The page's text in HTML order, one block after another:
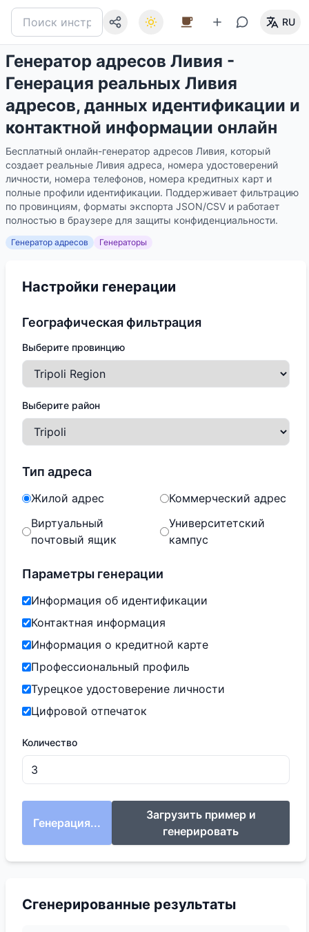
RU
Генератор адресов Ливия -
Генерация реальных Ливия
адресов, данных идентификации и
контактной информации онлайн
Бесплатный онлайн-генератор адресов Ливия, который
создает реальные Ливия адреса, номера удостоверений
личности, номера телефонов, номера кредитных карт и
полные профили идентификации. Поддерживает фильтрацию
по провинциям, форматы экспорта JSON/CSV и работает
полностью в браузере для защиты конфиденциальности.
Генератор адресов Генераторы
Настройки генерации
Географическая фильтрация
Выберите провинцию
Выберите район
Тип адреса
Жилой адрес
Коммерческий адрес
Виртуальный
почтовый ящик
Университетский
кампус
Параметры генерации
Информация об идентификации
Контактная информация
Информация о кредитной карте
Профессиональный профиль
Турецкое удостоверение личности
Цифровой отпечаток
Количество
Генерация...
Загрузить пример и
генерировать
Сгенерированные результаты